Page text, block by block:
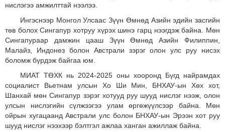
нислэгээ амжилттай нээлээ.
Ингэснээр Монгол Улсаас Зүүн Өмнөд Азийн эдийн засгийн
төв болох Сингапур хотруу хүрэх шинэ гарц нээгдэж байна. Мөн
Сингапураар дамжин цааш Зүүн Өмнөд Азийн Филиппин,
Малайз, Индонез болон Австрали зэрэг олон улс руу нисэх
боломж бүрдэж байгаа юм.
МИАТ ТӨХК нь 2024-2025 оны хооронд Бүгд найрамдах
социалист Вьетнам улсын Хо Ши Мин, БНХАУ-ын Хөх хот,
Шанхай мөн Сингапур зэрэг хотууд руу шууд нислэг нээж, олон
улсын нислэгийн сүлжээгээ улам өргөжүүлсээр байна. Мөн
ойрын хугацаанд Австрали улс болон БНХАУ-ын Эрээн хот руу
шууд нислэг нээхээр бэлтгэл ажлаа ханган ажиллаж байна.